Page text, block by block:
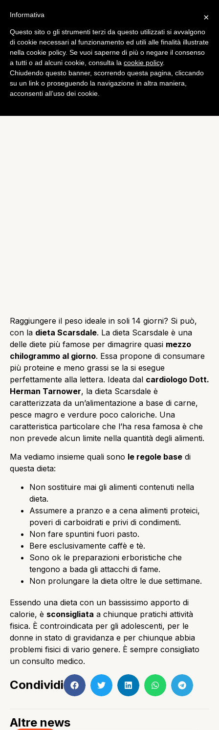
Diete
Dieta Scarsdale: dimagrire
10 chili in 14 giorni
di Federica Trovato
Raggiungere il peso ideale in soli 14 giorni? Si può,
con la dieta Scarsdale. La dieta Scarsdale è una
delle diete più famose per dimagrire quasi mezzo
chilogrammo al giorno. Essa propone di consumare
più proteine e meno grassi se la si esegue
perfettamente alla lettera. Ideata dal cardiologo Dott.
Herman Tarnower, la dieta Scarsdale è
caratterizzata da un’alimentazione a base di carne,
pesce magro e verdure poco caloriche. Una
caratteristica particolare che l’ha resa famosa è che
non prevede alcun limite nella quantità degli alimenti.
Ma vediamo insieme quali sono le regole base di
questa dieta:
Non sostituire mai gli alimenti contenuti nella
dieta.
Assumere a pranzo e a cena alimenti proteici,
poveri di carboidrati e privi di condimenti.
Non fare spuntini fuori pasto.
Bere esclusivamente caffè e tè.
Sono ok le preparazioni erboristiche che
tengono a bada gli attacchi di fame.
Non prolungare la dieta oltre le due settimane.
Essendo una dieta con un bassissimo apporto di
calorie, è sconsigliata a chiunque pratichi attività
fisica. È controindicata per gli adolescenti, per le
donne in stato di gravidanza e per chiunque abbia
problemi fisici di vario genere. È sempre consigliato
un consulto medico.
Condividi
Altre news
×
Informativa
Questo sito o gli strumenti terzi da questo utilizzati si avvalgono
di cookie necessari al funzionamento ed utili alle finalità illustrate
nella cookie policy. Se vuoi saperne di più o negare il consenso
a tutti o ad alcuni cookie, consulta la cookie policy.
Chiudendo questo banner, scorrendo questa pagina, cliccando
su un link o proseguendo la navigazione in altra maniera,
acconsenti all’uso dei cookie.